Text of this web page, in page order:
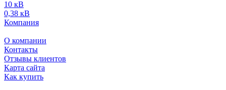
10 кВ
0,38 кВ
Компания
О компании
Контакты
Отзывы клиентов
Карта сайта
Как купить